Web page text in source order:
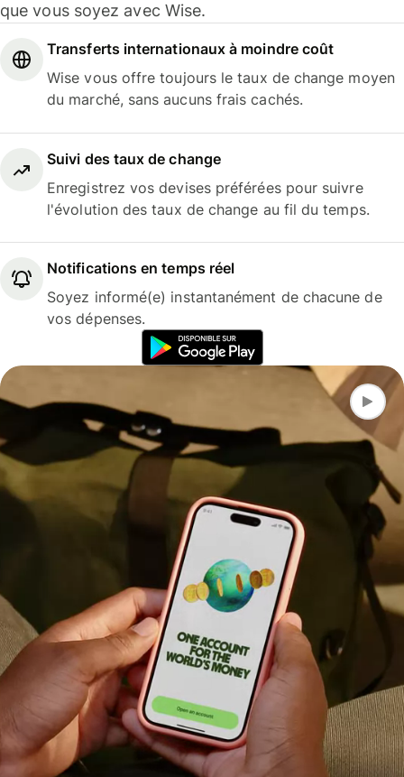
que vous soyez avec Wise.
Transferts internationaux à moindre coût
Wise vous offre toujours le taux de change moyen
du marché, sans aucuns frais cachés.
Suivi des taux de change
Enregistrez vos devises préférées pour suivre
l'évolution des taux de change au fil du temps.
Notifications en temps réel
Soyez informé(e) instantanément de chacune de
vos dépenses.